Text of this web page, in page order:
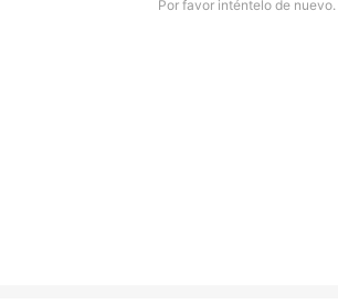
Por favor inténtelo de nuevo.